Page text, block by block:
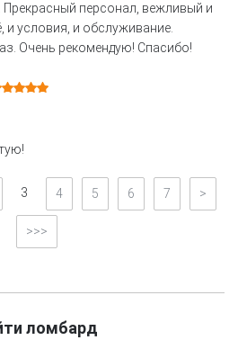
персонал, вежливый и
и условия, и обслуживание.
Очень рекомендую! Спасибо!
3 4 5 6 7 >
>>>
ломбард